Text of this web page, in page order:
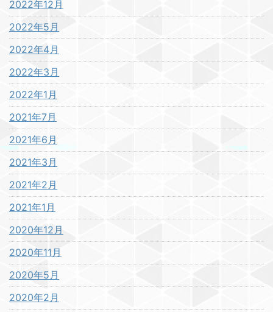
2022年12月
2022年5月
2022年4月
2022年3月
2022年1月
2021年7月
2021年6月
2021年3月
2021年2月
2021年1月
2020年12月
2020年11月
2020年5月
2020年2月